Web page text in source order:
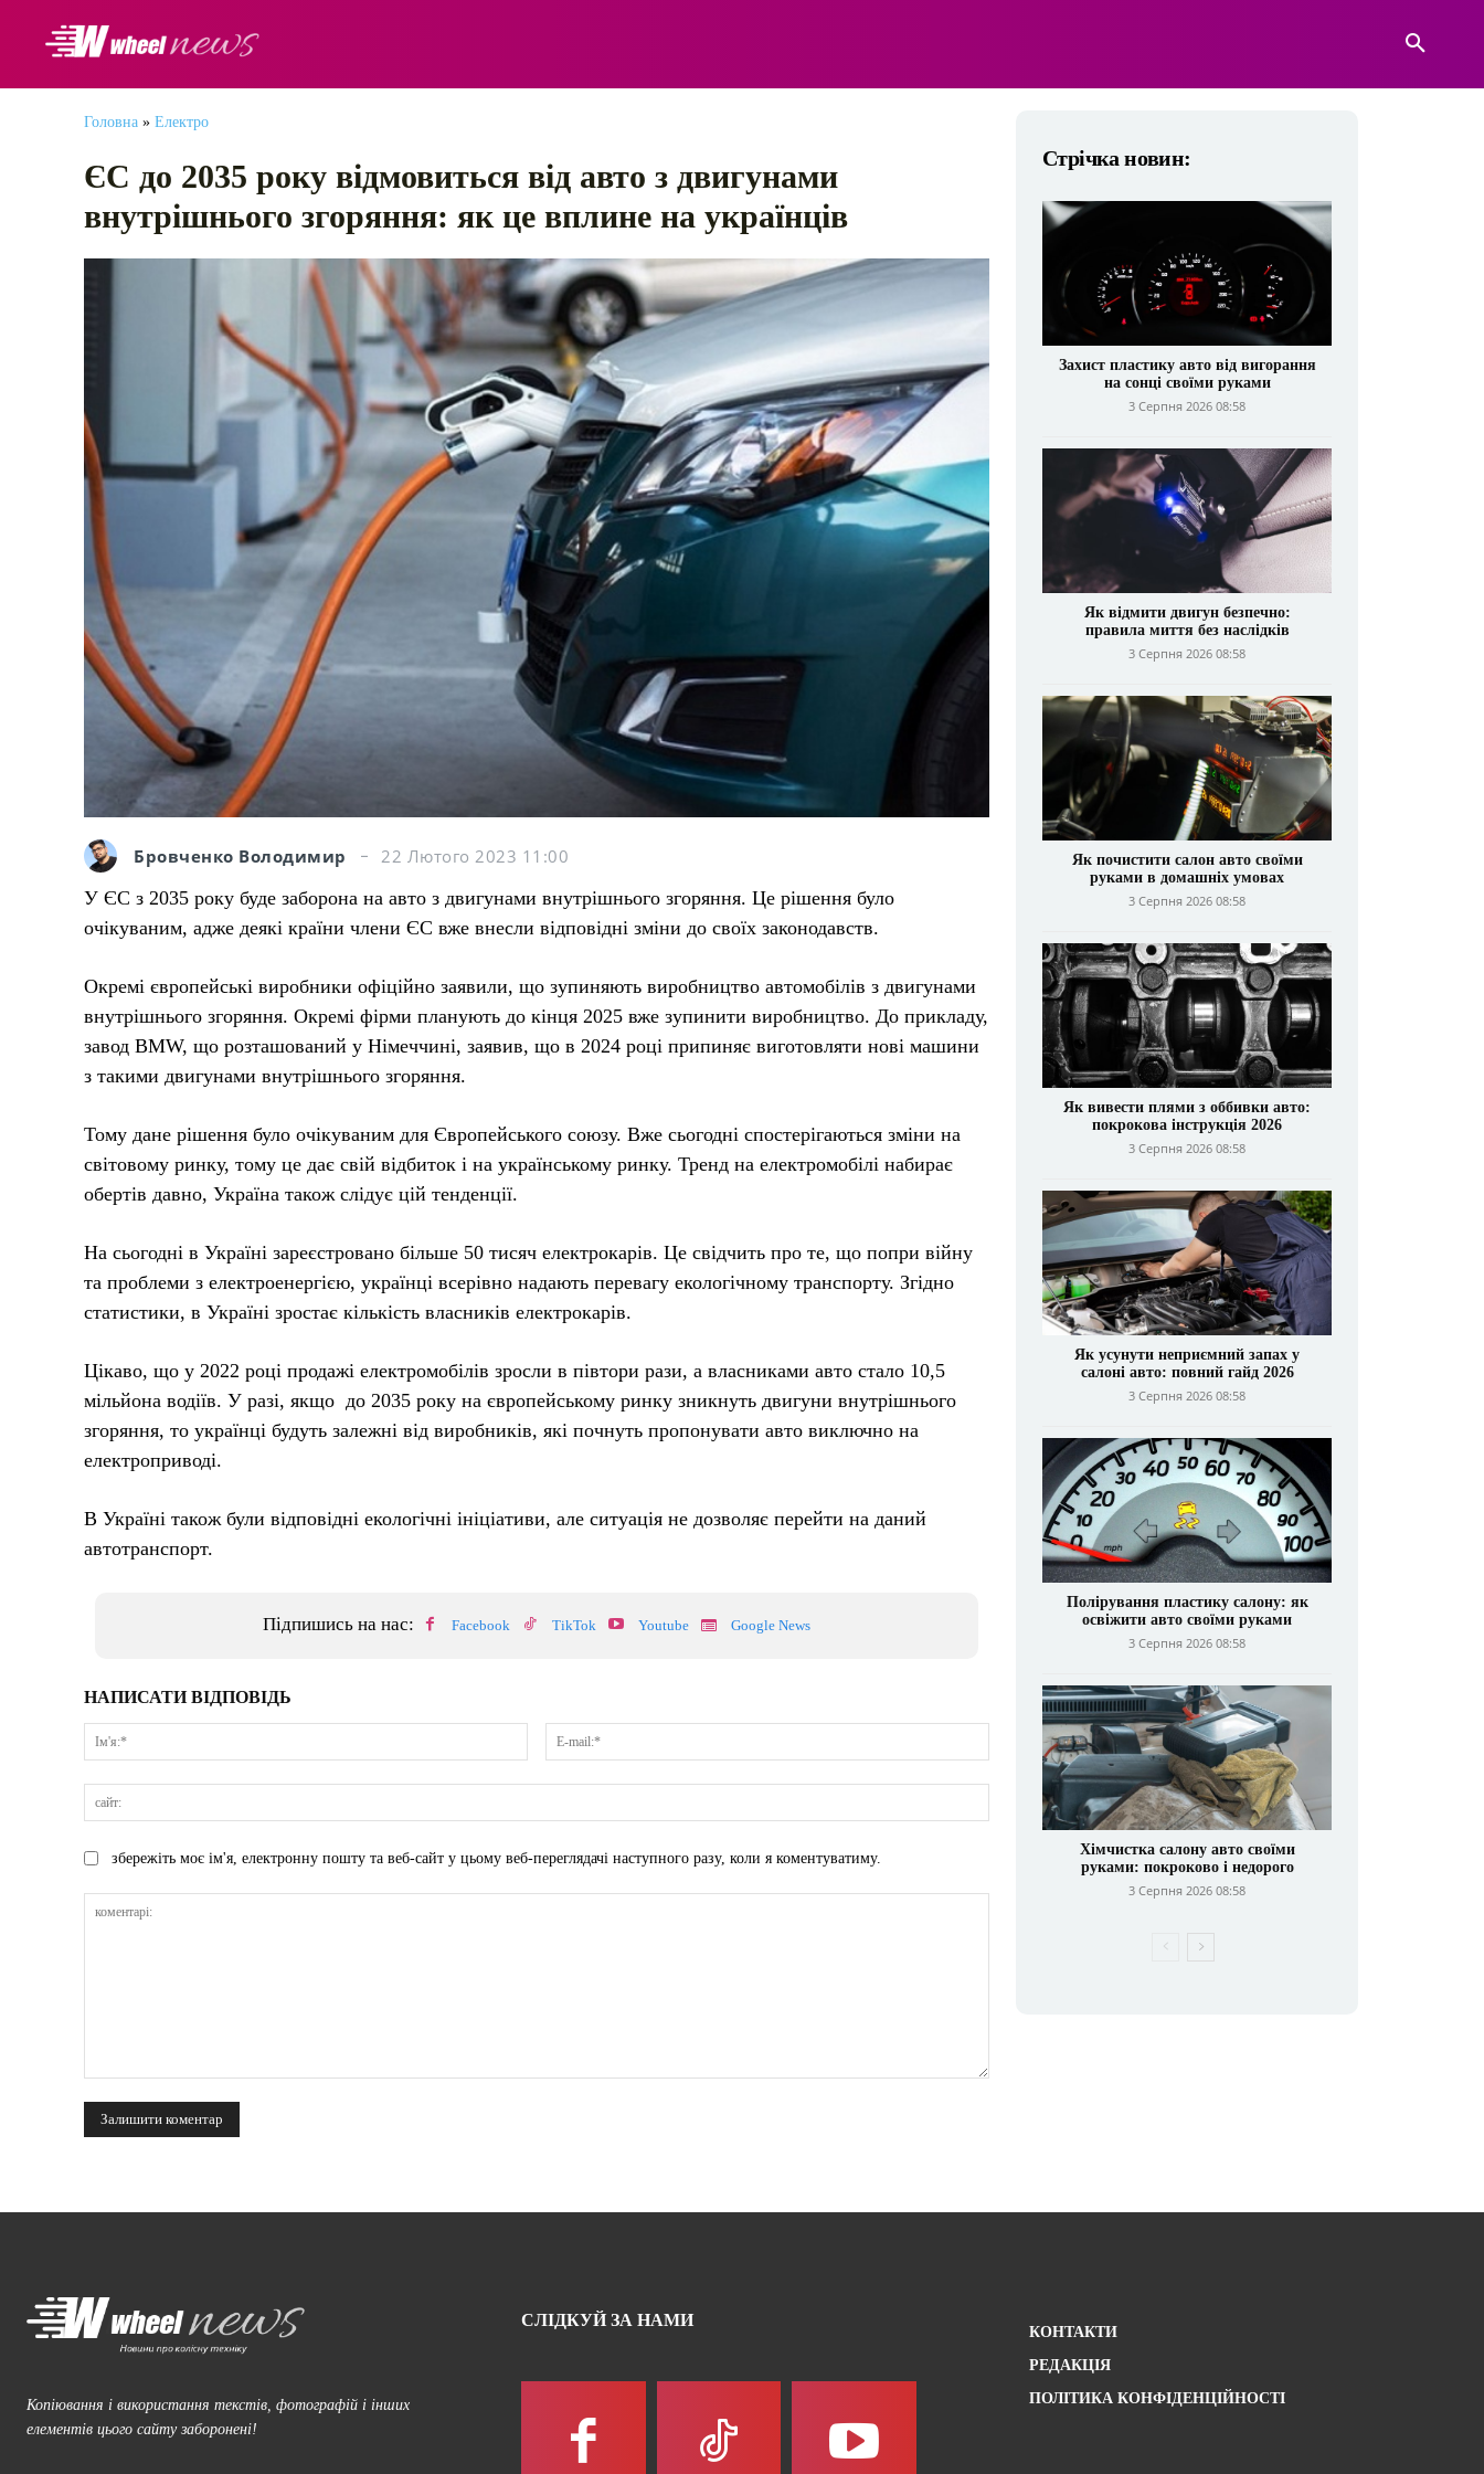
Головна » Електро
ЄС до 2035 року відмовиться від авто з двигунами
внутрішнього згоряння: як це вплине на українців
Бровченко Володимир
22 Лютого 2023 11:00
У ЄС з 2035 року буде заборона на авто з двигунами внутрішнього згоряння. Це рішення було
очікуваним, адже деякі країни члени ЄС вже внесли відповідні зміни до своїх законодавств.
Окремі європейські виробники офіційно заявили, що зупиняють виробництво автомобілів з двигунами
внутрішнього згоряння. Окремі фірми планують до кінця 2025 вже зупинити виробництво. До прикладу,
завод BMW, що розташований у Німеччині, заявив, що в 2024 році припиняє виготовляти нові машини
з такими двигунами внутрішнього згоряння.
Тому дане рішення було очікуваним для Європейського союзу. Вже сьогодні спостерігаються зміни на
світовому ринку, тому це дає свій відбиток і на українському ринку. Тренд на електромобілі набирає
обертів давно, Україна також слідує цій тенденції.
На сьогодні в Україні зареєстровано більше 50 тисяч електрокарів. Це свідчить про те, що попри війну
та проблеми з електроенергією, українці всерівно надають перевагу екологічному транспорту. Згідно
статистики, в Україні зростає кількість власників електрокарів.
Цікаво, що у 2022 році продажі електромобілів зросли в півтори рази, а власниками авто стало 10,5
мільйона водіїв. У разі, якщо до 2035 року на європейському ринку зникнуть двигуни внутрішнього
згоряння, то українці будуть залежні від виробників, які почнуть пропонувати авто виключно на
електроприводі.
В Україні також були відповідні екологічні ініціативи, але ситуація не дозволяє перейти на даний
автотранспорт.
Підпишись на нас: Facebook TikTok Youtube Google News
НАПИСАТИ ВІДПОВІДЬ
Ім'я:*
mail:*
збережіть моє ім'я, електронну пошту та веб-сайт у цьому веб-переглядачі наступного разу, коли я коментуватиму.
Стрічка новин:
Захист пластику авто від вигорання
на сонці своїми руками
3 Серпня 2026 08:58
Як відмити двигун безпечно:
правила миття без наслідків
3 Серпня 2026 08:58
Як почистити салон авто своїми
руками в домашніх умовах
3 Серпня 2026 08:58
Як вивести плями з оббивки авто:
покрокова інструкція 2026
3 Серпня 2026 08:58
Як усунути неприємний запах у
салоні авто: повний гайд 2026
3 Серпня 2026 08:58
Полірування пластику салону: як
освіжити авто своїми руками
3 Серпня 2026 08:58
Хімчистка салону авто своїми
руками: покроково і недорого
3 Серпня 2026 08:58
Копіювання і використання текстів, фотографій і інших
елементів цього сайту заборонені!
СЛІДКУЙ ЗА НАМИ
КОНТАКТИ
РЕДАКЦІЯ
ПОЛІТИКА КОНФІДЕНЦІЙНОСТІ